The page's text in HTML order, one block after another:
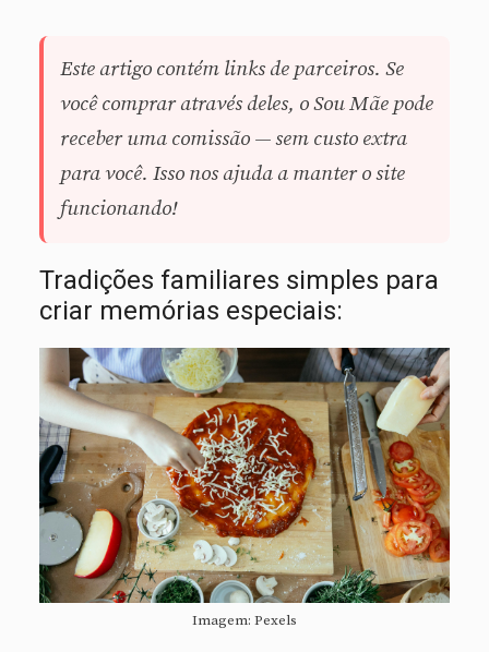
Este artigo contém links de parceiros. Se
você comprar através deles, o Sou Mãe pode
receber uma comissão — sem custo extra
para você. Isso nos ajuda a manter o site
funcionando!
Tradições familiares simples para
criar memórias especiais:
Imagem: Pexels